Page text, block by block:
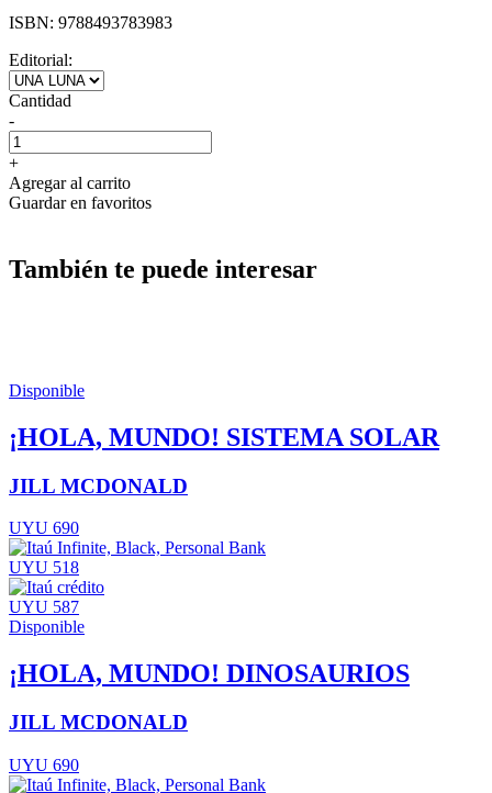
ISBN: 9788493783983
Editorial:
Cantidad
-
+
Agregar al carrito
Guardar en favoritos
También te puede interesar
Disponible
¡HOLA, MUNDO! SISTEMA SOLAR
JILL MCDONALD
UYU 690
UYU 518
UYU 587
Disponible
¡HOLA, MUNDO! DINOSAURIOS
JILL MCDONALD
UYU 690